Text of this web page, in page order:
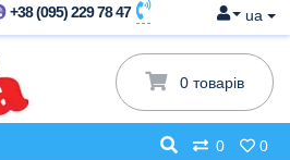
+38 (095) 229 78 47 ua
0 товарів
0 0